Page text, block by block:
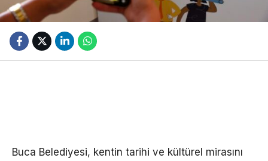
Buca Belediyesi, kentin tarihi ve kültürel mirasını